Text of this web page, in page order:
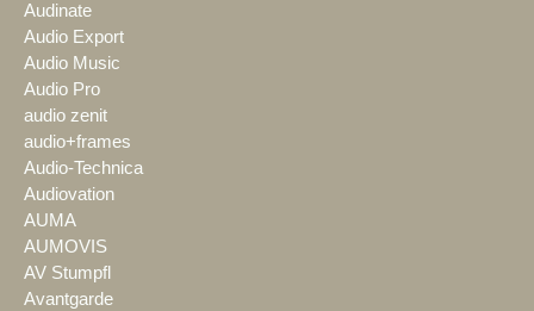
Audinate
Audio Export
Audio Music
Audio Pro
audio zenit
audio+frames
Audio-Technica
Audiovation
AUMA
AUMOVIS
AV Stumpfl
Avantgarde